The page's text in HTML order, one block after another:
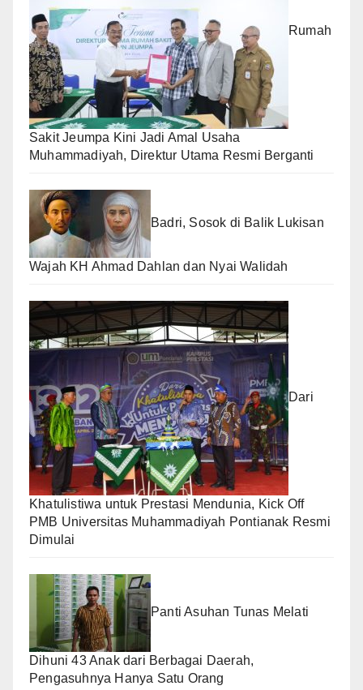
Rumah
Sakit Jeumpa Kini Jadi Amal Usaha
Muhammadiyah, Direktur Utama Resmi Berganti
Badri, Sosok di Balik Lukisan
Wajah KH Ahmad Dahlan dan Nyai Walidah
Dari
Khatulistiwa untuk Prestasi Mendunia, Kick Off
PMB Universitas Muhammadiyah Pontianak Resmi
Dimulai
Panti Asuhan Tunas Melati
Dihuni 43 Anak dari Berbagai Daerah,
Pengasuhnya Hanya Satu Orang